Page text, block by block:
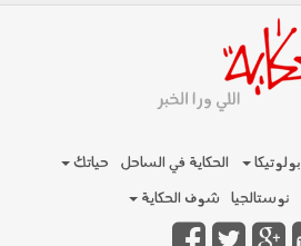
بولوتيكا الحكاية في الساحل
حياتك
نوستالجيا شوف الحكاية